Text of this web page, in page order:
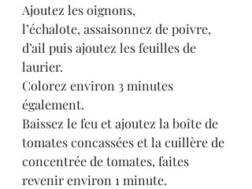
Ajoutez les oignons,
l’échalote, assaisonnez de poivre,
d’ail puis ajoutez les feuilles de
laurier.
Colorez environ 3 minutes
également.
Baissez le feu et ajoutez la boîte de
tomates concassées et la cuillère de
concentrée de tomates, faites
revenir environ 1 minute.